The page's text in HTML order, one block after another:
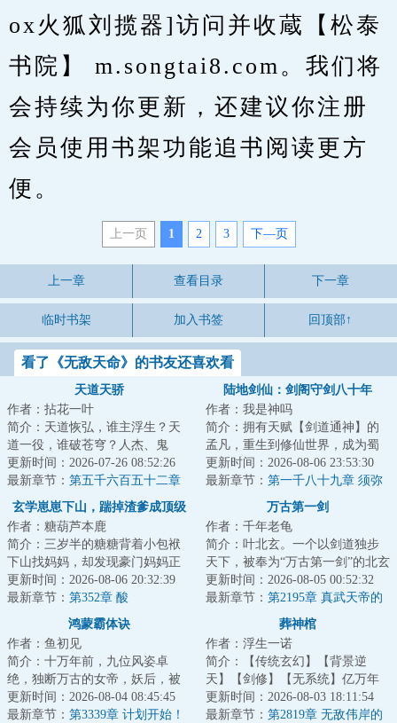
ox火狐刘揽器]访问并收蔵【松泰
书院】 m.songtai8.com。我们将
会持续为你更新，还建议你注册
会员使用书架功能追书阅读更方
便。
上一页 1 2 3 下—页
上一章 查看目录 下一章
临时书架 加入书签 回顶部↑
看了《无敌天命》的书友还喜欢看
天道天骄
作者：拈花一叶
简介：天道恢弘，谁主浮生？天
道一役，谁破苍穹？人杰、鬼
雄、楚翘、天骄，万载后的归
来，再踏归家路，再...
更新时间：2026-07-26 08:52:26
最新章节： 第五千六百五十二章
传承和偶遇！下
陆地剑仙：剑阁守剑八十年
作者：我是神吗
简介：拥有天赋【剑道通神】的
孟凡，重生到修仙世界，成为蜀
山剑派的剑阁守剑人。触摸到“七
星剑”，获得...
更新时间：2026-08-06 23:53:30
最新章节： 第一千八十九章 须弥
玄学崽崽下山，踹掉渣爹成顶级
团宠
作者：糖葫芦本鹿
简介：三岁半的糖糖背着小包袱
下山找妈妈，却发现豪门妈妈正
被渣爹PUA，家里还有个鸠占鹊
巢的养女天天找...
更新时间：2026-08-06 20:32:39
最新章节： 第352章 酸
万古第一剑
作者：千年老龟
简介：叶北玄。一个以剑道独步
天下，被奉为“万古第一剑”的北玄
剑帝，独尊虚神界。凭借着一枚
圣道果，他...
更新时间：2026-08-05 00:52:32
最新章节： 第2195章 真武天帝的
鸿蒙霸体诀
作者：鱼初见
简介：十万年前，九位风姿卓
绝，独断万古的女帝，妖后，被
封印于鸿蒙金塔之中。十万年
后，少年萧诺，被家...
更新时间：2026-08-04 08:45:45
最新章节： 第3339章 计划开始！
葬神棺
作者：浮生一诺
简介：【传统玄幻】【背景逆
天】【剑修】【无系统】亿万年
前，鸿蒙时代，混沌初开，宇宙
本源为了阻止万灵...
更新时间：2026-08-03 18:11:54
最新章节： 第2819章 无敌伟岸的